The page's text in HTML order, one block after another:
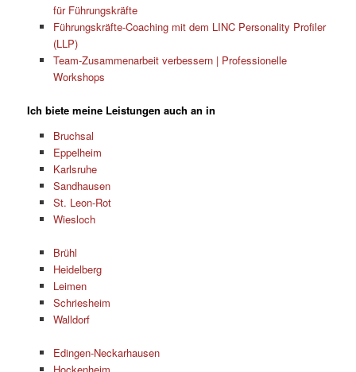
für Führungskräfte
Führungskräfte-Coaching mit dem LINC Personality Profiler
(LLP)
Team-Zusammenarbeit verbessern | Professionelle
Workshops
Ich biete meine Leistungen auch an in
Bruchsal
Eppelheim
Karlsruhe
Sandhausen
St. Leon-Rot
Wiesloch
Brühl
Heidelberg
Leimen
Schriesheim
Walldorf
Edingen-Neckarhausen